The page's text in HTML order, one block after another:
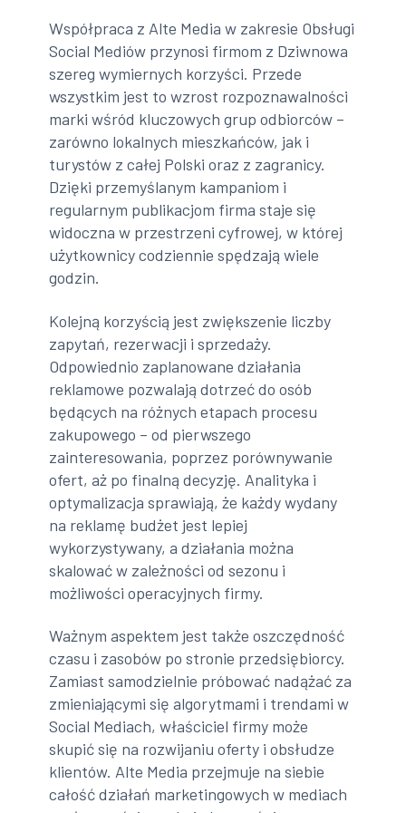
Współpraca z Alte Media w zakresie Obsługi
Social Mediów przynosi firmom z Dziwnowa
szereg wymiernych korzyści. Przede
wszystkim jest to wzrost rozpoznawalności
marki wśród kluczowych grup odbiorców –
zarówno lokalnych mieszkańców, jak i
turystów z całej Polski oraz z zagranicy.
Dzięki przemyślanym kampaniom i
regularnym publikacjom firma staje się
widoczna w przestrzeni cyfrowej, w której
użytkownicy codziennie spędzają wiele
godzin.
Kolejną korzyścią jest zwiększenie liczby
zapytań, rezerwacji i sprzedaży.
Odpowiednio zaplanowane działania
reklamowe pozwalają dotrzeć do osób
będących na różnych etapach procesu
zakupowego – od pierwszego
zainteresowania, poprzez porównywanie
ofert, aż po finalną decyzję. Analityka i
optymalizacja sprawiają, że każdy wydany
na reklamę budżet jest lepiej
wykorzystywany, a działania można
skalować w zależności od sezonu i
możliwości operacyjnych firmy.
Ważnym aspektem jest także oszczędność
czasu i zasobów po stronie przedsiębiorcy.
Zamiast samodzielnie próbować nadążać za
zmieniającymi się algorytmami i trendami w
Social Mediach, właściciel firmy może
skupić się na rozwijaniu oferty i obsłudze
klientów. Alte Media przejmuje na siebie
całość działań marketingowych w mediach